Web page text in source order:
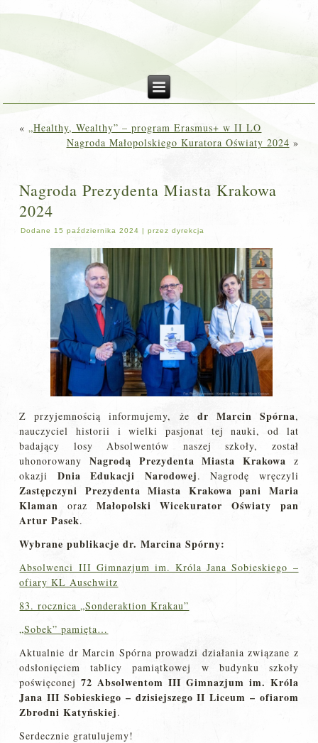
«„Healthy, Wealthy” – program Erasmus+ w II LO
Nagroda Małopolskiego Kuratora Oświaty 2024 »
Nagroda Prezydenta Miasta Krakowa
2024
Dodane 15 października 2024 |przez dyrekcja
Z przyjemnością informujemy, że dr Marcin Spórna,
nauczyciel historii i wielki pasjonat tej nauki, od lat
badający losy Absolwentów naszej szkoły, został
uhonorowanyNagrodą Prezydenta Miasta Krakowa z
okazji Dnia Edukacji Narodowej. Nagrodę wręczyli
Zastępczyni Prezydenta Miasta Krakowa pani Maria
Klaman oraz Małopolski Wicekurator Oświaty pan
Artur Pasek.
Wybrane publikacje dr. Marcina Spórny:
Absolwenci III Gimnazjum im. Króla Jana Sobieskiego –
ofiary KL Auschwitz
83. rocznica „Sonderaktion Krakau”
„Sobek” pamięta…
Aktualnie dr Marcin Spórna prowadzi działania związane z
odsłonięciem tablicy pamiątkowej w budynku szkoły
poświęconej72 Absolwentom III Gimnazjum im. Króla
Jana III Sobieskiego – dzisiejszego II Liceum – ofiarom
Zbrodni Katyńskiej.
Serdecznie gratulujemy!